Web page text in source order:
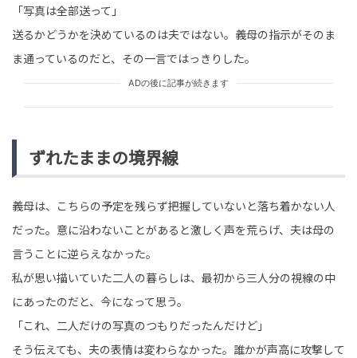
「写真は全部送って」
送るかどうかを決めているのは夫ではない。義母の指示がそのま
ま通っているのだと、その一言ではっきりした。
ADの後に記事が続きます
ずれたままの境界線
義母は、こちらの予定を残らず把握していないと落ち着かない人
だった。意に沿わないことがあると激しく声を荒らげ、夫は母の
言うことに逆らえなかった。
私が思い描いていた二人の暮らしは、最初から三人分の視線の中
にあったのだと、今になって思う。
「これ、二人だけの写真のつもりだったんだけど」
そう伝えても、夫の表情は変わらなかった。誰かが声高に攻撃して